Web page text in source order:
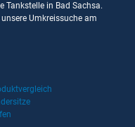
Tankstelle in Bad Sachsa.
Umkreissuche am